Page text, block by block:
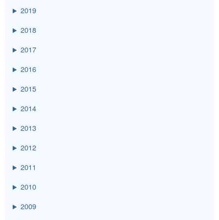
2019
2018
2017
2016
2015
2014
2013
2012
2011
2010
2009